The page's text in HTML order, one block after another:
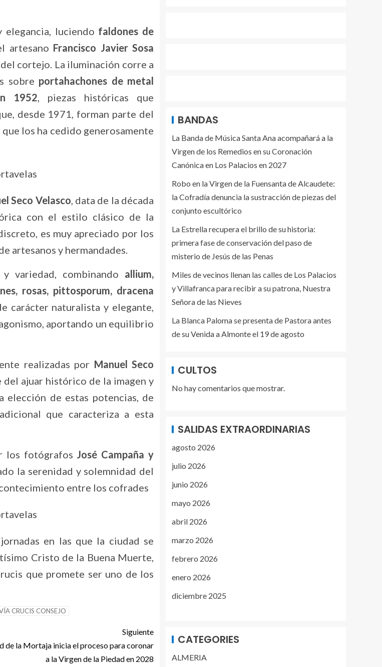
elegancia, luciendo faldones de
artesano Francisco Javier Sosa
cortejo. La iluminación corre a
sobre portahachones de metal
1952, piezas históricas que
desde 1971, forman parte del
que los ha cedido generosamente
Seco Velasco, data de la década
con el estilo clásico de la
es muy apreciado por los
artesanos y hermandades.
variedad, combinando allium,
rosas, pittosporum, dracena
carácter naturalista y elegante,
aportando un equilibrio
realizadas por Manuel Seco
del ajuar histórico de la imagen y
elección de estas potencias, de
que caracteriza a esta
los fotógrafos José Campaña y
la serenidad y solemnidad del
entre los cofrades
en las que la ciudad se
Cristo de la Buena Muerte,
que promete ser uno de los
CRUCIS CONSEJO
Siguiente
de la Mortaja inicia el proceso para coronar
a la Virgen de la Piedad en 2028
BANDAS
La Banda de Música Santa Ana acompañará a la
Virgen de los Remedios en su Coronación
Canónica en Los Palacios en 2027
Robo en la Virgen de la Fuensanta de Alcaudete:
la Cofradía denuncia la sustracción de piezas del
conjunto escultórico
La Estrella recupera el brillo de su historia:
primera fase de conservación del paso de
misterio de Jesús de las Penas
Miles de vecinos llenan las calles de Los Palacios
y Villafranca para recibir a su patrona, Nuestra
Señora de las Nieves
La Blanca Paloma se presenta de Pastora antes
de su Venida a Almonte el 19 de agosto
CULTOS
No hay comentarios que mostrar.
SALIDAS EXTRAORDINARIAS
agosto 2026
julio 2026
junio 2026
mayo 2026
abril 2026
marzo 2026
febrero 2026
enero 2026
diciembre 2025
CATEGORIES
ALMERIA